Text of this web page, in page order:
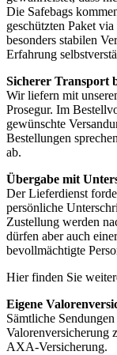
Die Safebags
geschützten Paket
besonders stabilen
Erfahrung
Sicherer Transport
Wir liefern mit
Prosegur. Im
gewünschte
Bestellungen
ab.
Übergabe mit
Der Lieferdienst
persönliche
Zustellung werden
dürfen aber auch
bevollmächtigte
Hier finden Sie
Eigene
Sämtliche
Valorenversicherung
AXA-Versicherung.